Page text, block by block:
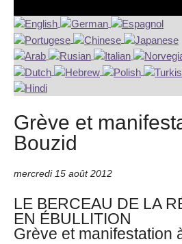
Grève et
Bouzid
mercredi 15 août 2012
LE BERCEAU DE LA
EN ÉBULLITION
Grève et manifestation